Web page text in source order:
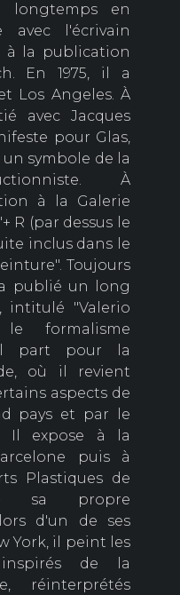
longtemps en
avec l'écrivain
à la publication
En 1975, il a
Los Angeles. À
avec Jacques
pour Glas,
symbole de la
À
à la Galerie
R (par dessus le
inclus dans le
Toujours
publié un long
intitulé "Valerio
formalisme
il part pour la
où il revient
aspects de
pays et par le
Il expose à la
puis à
Plastiques de
sa propre
d'un de ses
York, il peint les
inspirés de la
réinterprétés